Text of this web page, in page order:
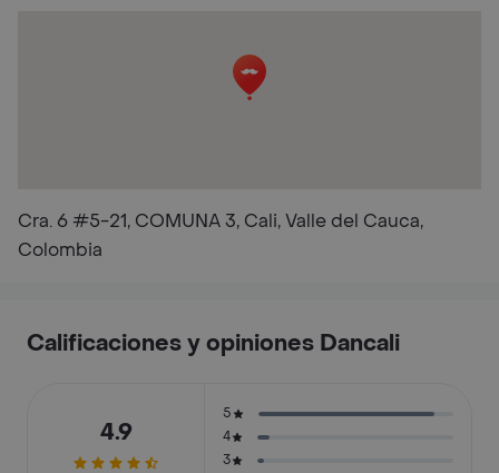
Cra. 6 #5-21, COMUNA 3, Cali, Valle del Cauca,
Colombia
Calificaciones y opiniones Dancali
4.9
5
4
3